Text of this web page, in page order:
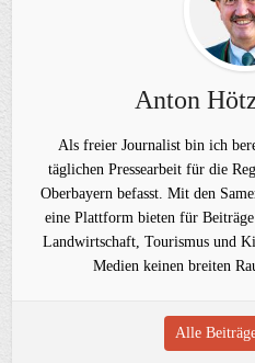
Anton
Als freier Journalist bin ich
täglichen Pressearbeit für die
Oberbayern befasst. Mit den
eine Plattform bieten für Beiträge
Landwirtschaft, Tourismus und
Medien keinen breiten
Alle